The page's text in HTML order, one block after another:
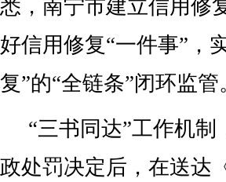
悉，南宁市建立信用修
好信用修复“一件事”，
复”的“全链条”闭环监管
“三书同达”工作机
政处罚决定后，在送达